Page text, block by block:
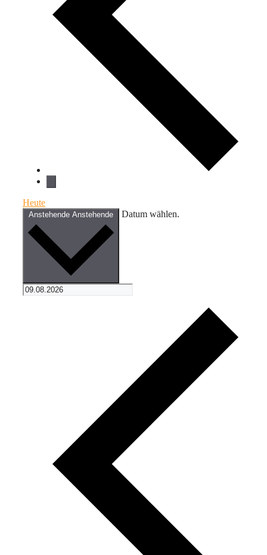
Heute
Anstehende Anstehende Datum wählen.